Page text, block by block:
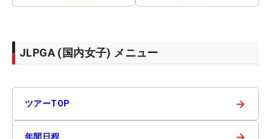
JLPGA (国内女子) メニュー
ツアーTOP →
年間日程